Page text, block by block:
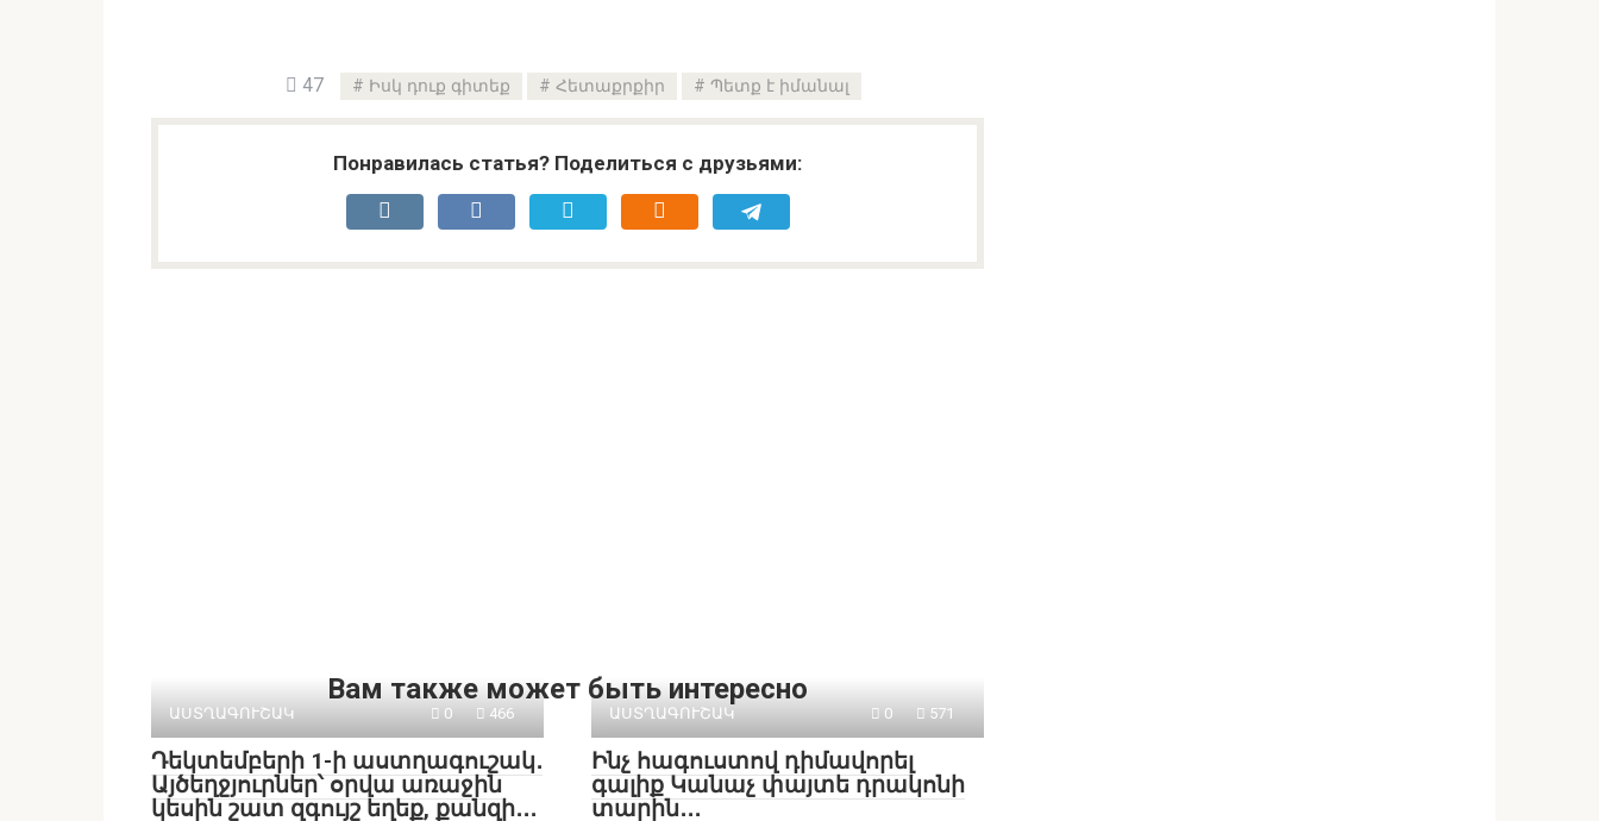
47 Իսկ դուք գիտեք Հետաքրքիր Պետք է իմանալ
Понравилась статья? Поделиться с друзьями:
Вам также может быть интересно
ԱՍՏՂԱԳՈՒՇԱԿ 0 466
Դեկտեմբերի 1-ի աստղագուշակ․
Այծեղջյուրներ՝ օրվա առաջին
կեսին շատ զգույշ եղեք, քանզի․․․
ԱՍՏՂԱԳՈՒՇԱԿ 0 571
Ինչ հագուստով դիմավորել
գալիք Կանաչ փայտե դրակոնի
տարին․․․